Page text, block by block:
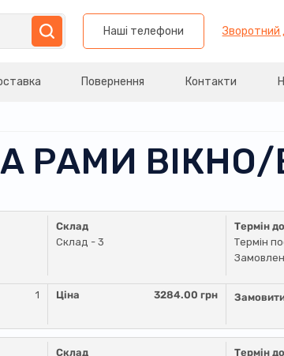
Наші телефони Зворотний
Повернення Контакти
РАМИ
Склад
Склад - 3
Термін
Термін
1 Ціна 3284.00 грн
Склад
Термін